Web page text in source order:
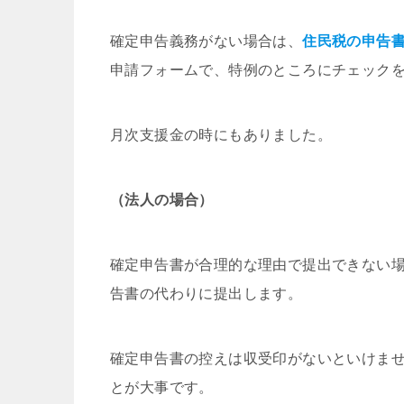
確定申告義務がない場合は、住民税の申告
申請フォームで、特例のところにチェック
月次支援金の時にもありました。
（法人の場合）
確定申告書が合理的な理由で提出できない
告書の代わりに提出します。
確定申告書の控えは収受印がないといけま
とが大事です。